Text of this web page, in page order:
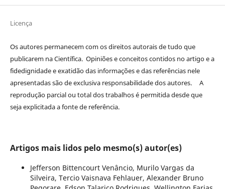
Licença
Os autores permanecem com os direitos autorais de tudo que
publicarem na Científica. Opiniões e conceitos contidos no artigo e a
fidedignidade e exatidão das informações e das referências nele
apresentadas são de exclusiva responsabilidade dos autores. A
reprodução parcial ou total dos trabalhos é permitida desde que
seja explicitada a fonte de referência.
Artigos mais lidos pelo mesmo(s) autor(es)
Jefferson Bittencourt Venâncio, Murilo Vargas da
Silveira, Tercio Vaisnava Fehlauer, Alexander Bruno